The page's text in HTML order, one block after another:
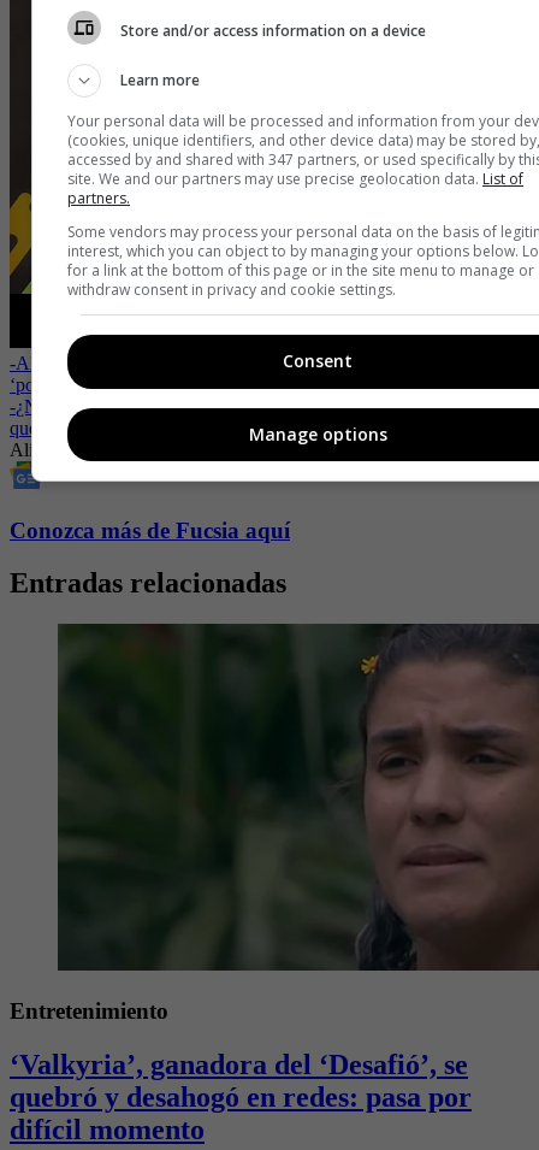
-Alina Lozano confundió más a sus fans sobre si está saliendo con
‘pollo’ o todo es actuado
-¿No aceptan su relación? Alina Lozano revela las razones por las
que no conoce a los papás de su novio
Alina Lozano Acosta
famosas colombianas Romance
Conozca más de Fucsia aquí
Entradas relacionadas
Entretenimiento
‘Valkyria’, ganadora del ‘Desafió’, se
quebró y desahogó en redes: pasa por
difícil momento
Store and/or access information on a device
Learn more
Your personal data will be processed and information from your
(cookies, unique identifiers, and other device data) may be stored by,
accessed by and shared with 347 partners, or used specifically by
site. We and our partners may use precise geolocation data. List of
partners.
Some vendors may process your personal data on the basis of
interest, which you can object to by managing your options below.
for a link at the bottom of this page or in the site menu to manage or
withdraw consent in privacy and cookie settings.
Consent
Manage options